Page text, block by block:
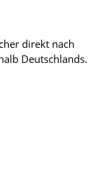
direkt nach
Deutschlands.